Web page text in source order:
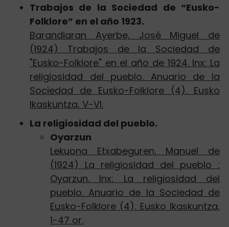
Trabajos de la Sociedad de “Eusko-
Folklore” en el año 1923.
Barandiaran Ayerbe, José Miguel de
(1924) Trabajos de la Sociedad de
"Eusko-Folklore" en el año de 1924. Inx: La
religiosidad del pueblo. Anuario de la
Sociedad de Eusko-Folklore (4). Eusko
Ikaskuntza, V-VI.
La religiosidad del pueblo.
Oyarzun
Lekuona Etxabeguren, Manuel de
(1924) La religiosidad del pueblo :
Oyarzun. Inx: La religiosidad del
pueblo. Anuario de la Sociedad de
Eusko-Folklore (4). Eusko Ikaskuntza,
1-47 or.